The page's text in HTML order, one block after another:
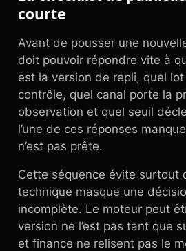
courte
Avant de pousser une
doit pouvoir répondre vite à
est la version de repli, quel
contrôle, quel canal porte la
observation et quel seuil
l’une de ces réponses
n’est pas prête.
Cette séquence évite surtout
technique masque une
incomplète. Le moteur peut
version ne l’est pas tant que
et finance ne relisent pas le